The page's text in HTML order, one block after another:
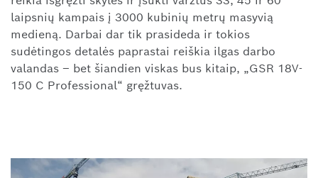
laipsnių kampais į 3000 kubinių metrų masyvią
medieną. Darbai dar tik prasideda ir tokios
sudėtingos detalės paprastai reiškia ilgas darbo
valandas – bet šiandien viskas bus kitaip, „GSR 18V-
150 C Professional“ gręžtuvas.